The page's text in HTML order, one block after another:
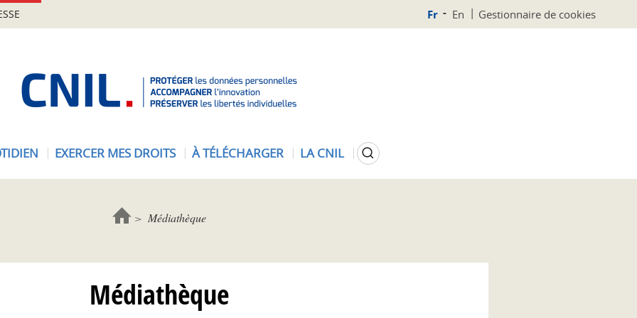
Fr En Gestionnaire de cookies
EXERCER MES DROITS À TÉLÉCHARGER LA CNIL Rechercher
Médiathèque
Médiathèque